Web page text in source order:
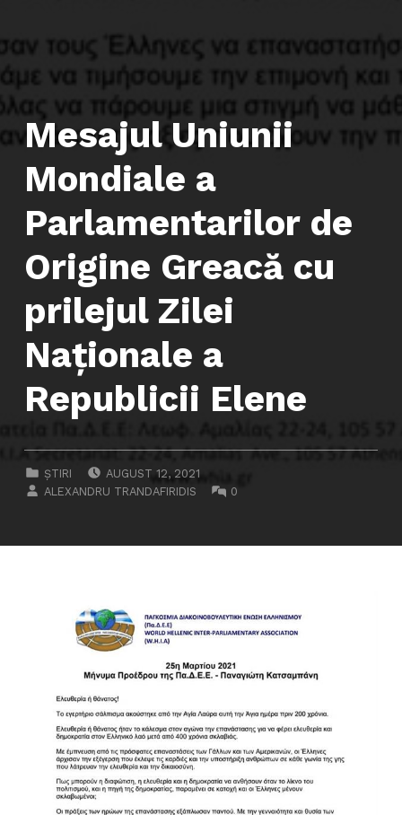
Mesajul Uniunii
Mondiale a
Parlamentarilor de
Origine Greacă cu
prilejul Zilei
Naţionale a
Republicii Elene
ȘTIRI AUGUST 12, 2021
WRITTEN BY:
ALEXANDRU TRANDAFIRIDIS 0